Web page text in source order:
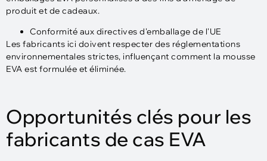
produit et de cadeaux.
Conformité aux directives d'emballage de l'UE
Les fabricants ici doivent respecter des réglementations
environnementales strictes, influençant comment la mousse
EVA est formulée et éliminée.
Opportunités clés pour les
fabricants de cas EVA